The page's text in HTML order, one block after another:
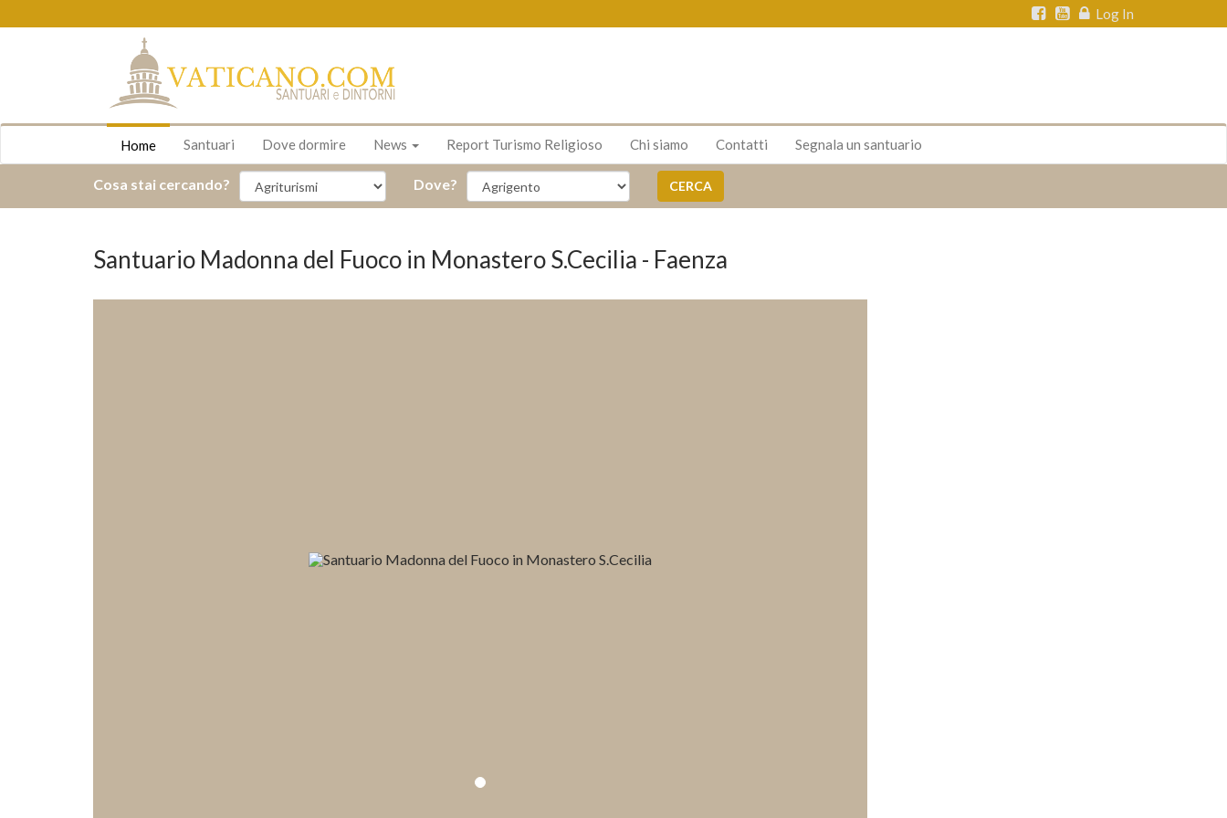
Log In
Home Santuari Dove dormire News Report Turismo Religioso Chi siamo Contatti Segnala un santuario
Cosa stai cercando? Dove? CERCA
Santuario Madonna del Fuoco in Monastero S.Cecilia - Faenza